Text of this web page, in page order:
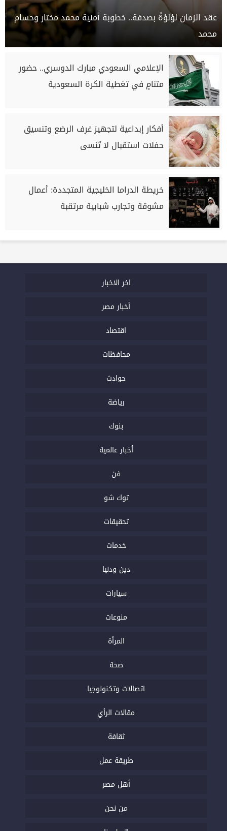
عقد الزمان لؤلؤةً بصدفة.. خطوبة أمنية محمد مختار وحسام
محمد
الإعلامي السعودي مبارك الدوسري.. حضور
متنامٍ في تغطية الكرة السعودية
أفكار إبداعية لتجهيز غرف الرضع وتنسيق
حفلات استقبال لا تُنسى
خريطة الدراما الخليجية المتجددة: أعمال
مشوقة وتجارب شبابية مرتقبة
اخر الاخبار
أخبار مصر
اقتصاد
محافظات
حوادث
رياضة
بنوك
أخبار عالمية
فن
توك شو
تحقيقات
خدمات
دين ودنيا
سيارات
منوعات
المرأة
صحة
اتصالات وتكنولوجيا
مقالات الرأي
ثقافة
طريقة عمل
أهل مصر
من نحن